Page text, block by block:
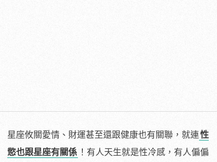
星座攸關愛情、財運甚至還跟健康也有關聯，就連性
慾也跟星座有關係 ！有人天生就是性冷感，有人偏偏